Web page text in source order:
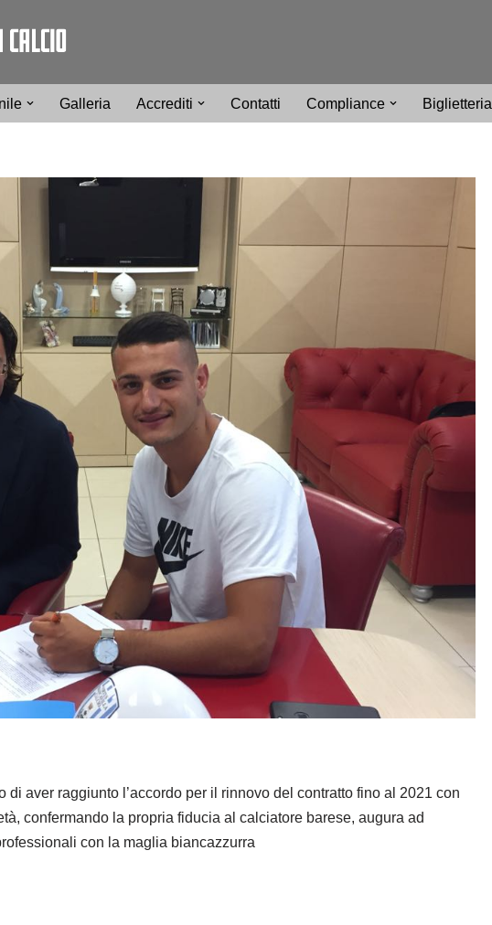
Galleria Accrediti Contatti Compliance Biglietteria
di aver raggiunto l’accordo per il rinnovo del contratto fino al 2021 con
confermando la propria fiducia al calciatore barese, augura ad
con la maglia biancazzurra